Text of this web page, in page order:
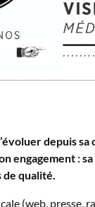
depuis
engagement :
qualité.
(web, presse,